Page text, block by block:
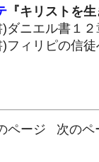
『キリストを
ダニエル書１
の信徒への
ページ 次のペ